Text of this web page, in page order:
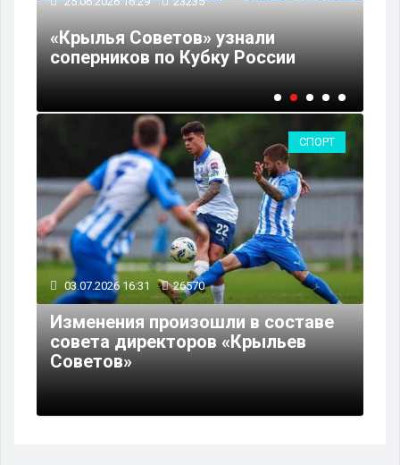
«Крылья Советов» узнали
соперников по Кубку России
СПОРТ
03.07.2026 16:31 26570
Изменения произошли в составе
совета директоров «Крыльев
Советов»